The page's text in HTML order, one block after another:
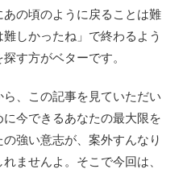
の頃のように戻ることは難
しかったね」で終わるよう
す方がベターです。
、この記事を見ていただい
今できるあなたの最大限を
強い意志が、案外すんなり
ませんよ。そこで今回は、